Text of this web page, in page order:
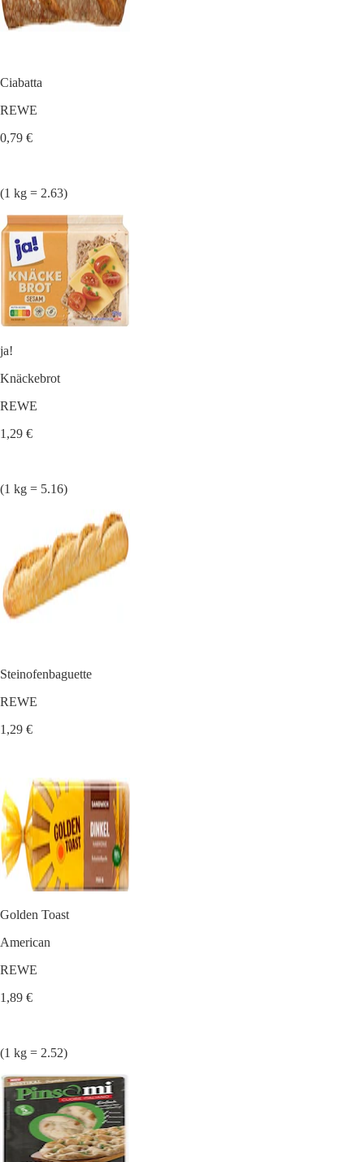
Ciabatta
REWE
0,79 €
(1 kg = 2.63)
ja!
Knäckebrot
REWE
1,29 €
(1 kg = 5.16)
Steinofenbaguette
REWE
1,29 €
Golden Toast
American
REWE
1,89 €
(1 kg = 2.52)